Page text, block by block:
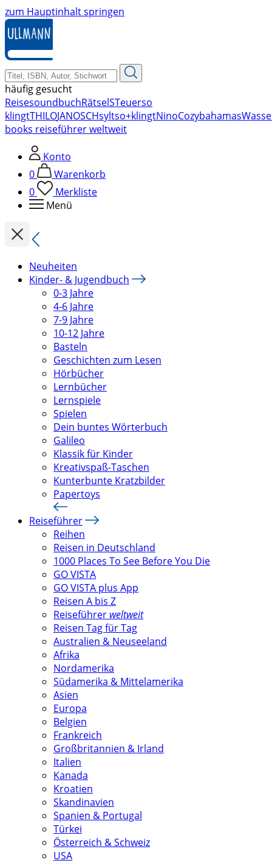
zum Hauptinhalt springen
häufig gesucht
ReisesoundbuchRätselSTeuerso
klingtTHILOJANOSCHsyltso+klingtNinoCozybahamas
books reiseführer weltweit
Konto
0
Warenkorb
0
Merkliste
Menü
Neuheiten
Kinder- & Jugendbuch
0-3 Jahre
4-6 Jahre
7-9 Jahre
10-12 Jahre
Basteln
Geschichten zum Lesen
Hörbücher
Lernbücher
Lernspiele
Spielen
Dein buntes Wörterbuch
Galileo
Klassik für Kinder
Kreativspaß-Taschen
Kunterbunte Kratzbilder
Papertoys
Reiseführer
Reihen
Reisen in Deutschland
1000 Places To See Before You Die
GO VISTA
GO VISTA plus App
Reisen A bis Z
Reiseführer weltweit
Reisen Tag für Tag
Australien & Neuseeland
Afrika
Nordamerika
Südamerika & Mittelamerika
Asien
Europa
Belgien
Frankreich
Großbritannien & Irland
Italien
Kanada
Kroatien
Skandinavien
Spanien & Portugal
Türkei
Österreich & Schweiz
USA